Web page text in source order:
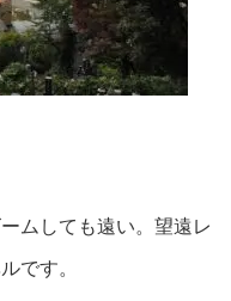
ムしても遠い。望遠レ
です。